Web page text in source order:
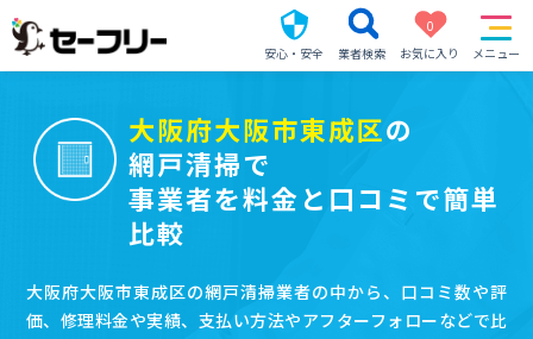
安心・安全 業者検索
0
お気に入り
メニュー
大阪府大阪市東成区の
網戸清掃で
事業者を料金と口コミで簡単
比較
大阪府大阪市東成区の網戸清掃業者の中から、口コミ数や評
価、修理料金や実績、支払い方法やアフターフォローなどで比